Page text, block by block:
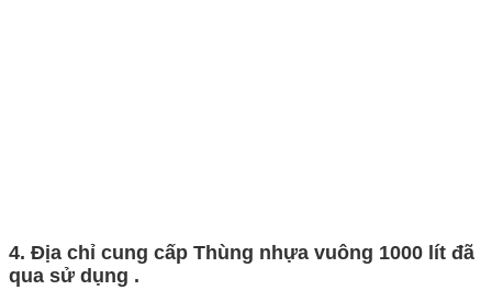
4. Địa chỉ cung cấp Thùng nhựa vuông 1000 lít đã
qua sử dụng .